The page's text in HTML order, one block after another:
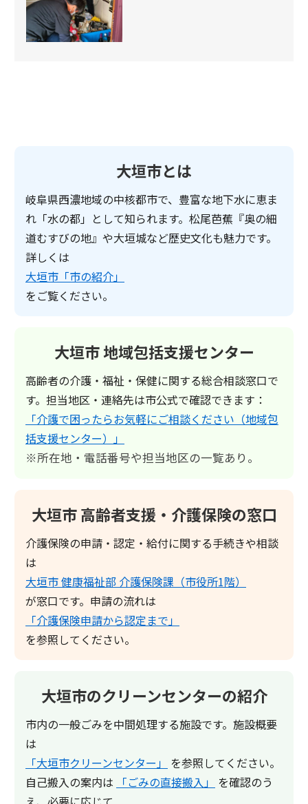
大垣市とは
岐阜県西濃地域の中核都市で、豊富な地下水に恵ま
れ「水の都」として知られます。松尾芭蕉『奥の細
道むすびの地』や大垣城など歴史文化も魅力です。
詳しくは
大垣市「市の紹介」
をご覧ください。
大垣市 地域包括支援センター
高齢者の介護・福祉・保健に関する総合相談窓口で
す。担当地区・連絡先は市公式で確認できます：
「介護で困ったらお気軽にご相談ください（地域包
括支援センター）」
※所在地・電話番号や担当地区の一覧あり。
大垣市 高齢者支援・介護保険の窓口
介護保険の申請・認定・給付に関する手続きや相談
は
大垣市 健康福祉部 介護保険課（市役所1階）
が窓口です。申請の流れは
「介護保険申請から認定まで」
を参照してください。
大垣市のクリーンセンターの紹介
市内の一般ごみを中間処理する施設です。施設概要
は
「大垣市クリーンセンター」
を参照してください。
自己搬入の案内は
「ごみの直接搬入」
を確認のう